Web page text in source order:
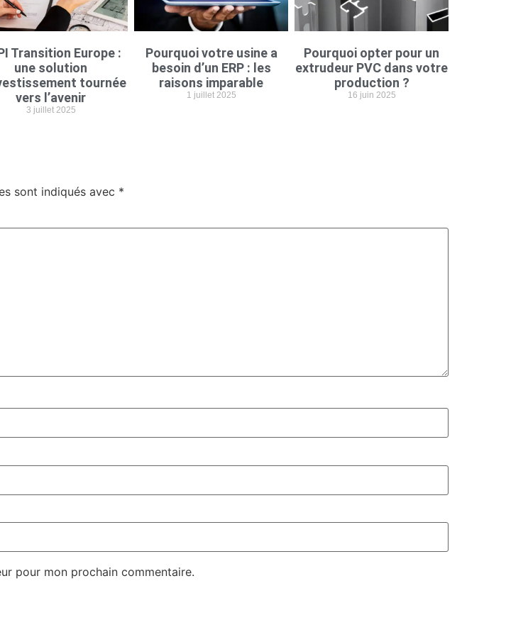
Transition Europe :
une solution
tournée
vers l’avenir
3 juillet 2025
Pourquoi votre usine a
besoin d’un ERP : les
raisons imparable
1 juillet 2025
Pourquoi opter pour un
extrudeur PVC dans votre
production ?
16 juin 2025
sont indiqués avec *
pour mon prochain commentaire.